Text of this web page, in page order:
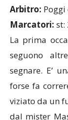
Marcatori:st:
La prima
seguono
segnare. E’
forse fa
viziato da un
dal mister
per tu con De